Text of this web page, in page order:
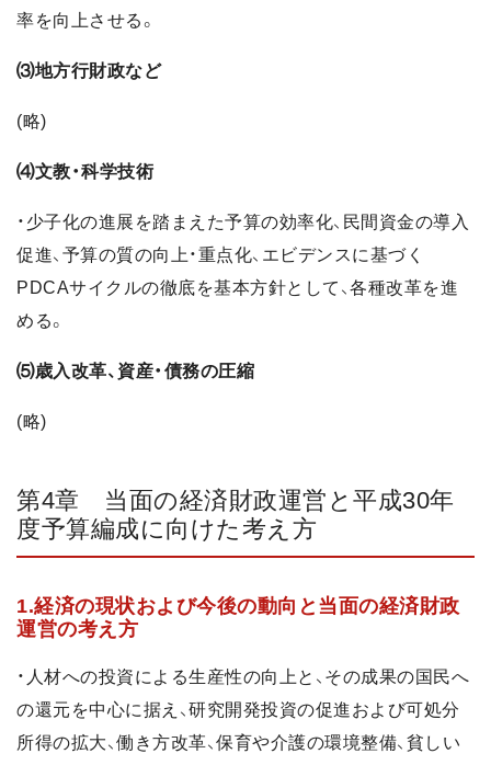
率を向上させる。
⑶地方行財政など
(略)
⑷文教・科学技術
・少子化の進展を踏まえた予算の効率化、民間資金の導入
促進、予算の質の向上・重点化、エビデンスに基づく
PDCAサイクルの徹底を基本方針として、各種改革を進
める。
⑸歳入改革、資産・債務の圧縮
(略)
第4章 当面の経済財政運営と平成30年
度予算編成に向けた考え方
1.経済の現状および今後の動向と当面の経済財政
運営の考え方
・人材への投資による生産性の向上と、その成果の国民へ
の還元を中心に据え、研究開発投資の促進および可処分
所得の拡大、働き方改革、保育や介護の環境整備、貧しい